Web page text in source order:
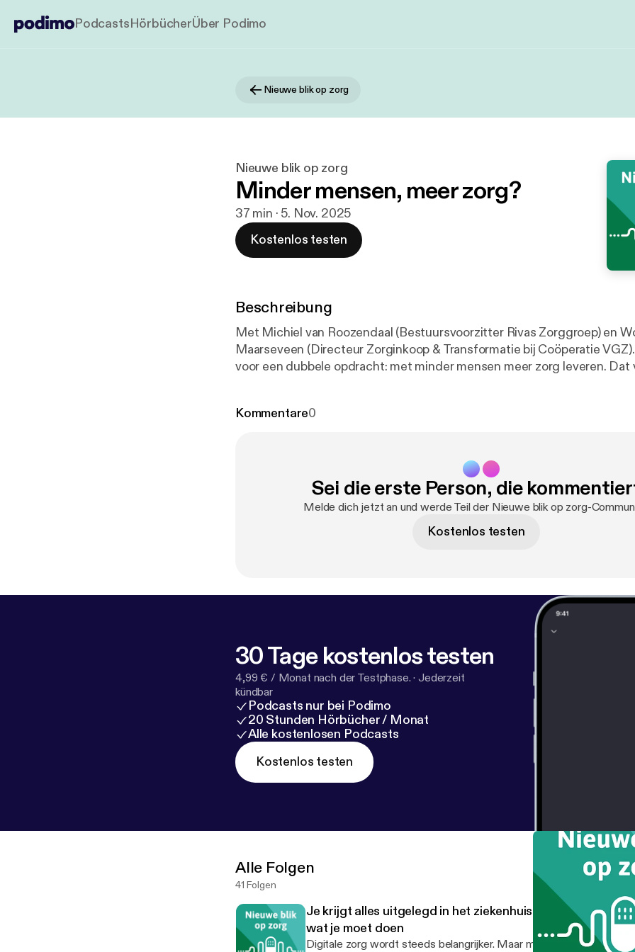
PodcastsHörbücherÜber Podimo
Nieuwe blik op zorg
Nieuwe blik op zorg
Minder mensen, meer zorg?
37 min · 5. Nov. 2025
Kostenlos testen
Beschreibung
Met Michiel van Roozendaal (Bestuursvoorzitter Rivas Zorggroep) en
Maarseveen (Directeur Zorginkoop & Transformatie bij Coöperatie VGZ). De zorg staat
voor een dubbele opdracht: met minder mensen meer zorg leveren. Dat
toekomstbestendige zorg. Over digitalisering in de wijkverpleging,
Kommentare0
Sei die erste Person, die
Melde dich jetzt an und werde Teil der Nieuwe blik op zorg-
Kostenlos testen
30 Tage kostenlos testen
4,99 € / Monat nach der Testphase. · Jederzeit
kündbar
Podcasts nur bei Podimo
20 Stunden Hörbücher / Monat
Alle kostenlosen Podcasts
Kostenlos testen
Alle Folgen
41 Folgen
Je krijgt alles uitgelegd in het ziekenhuis… en toch weet je
wat je moet doen
Digitale zorg wordt steeds belangrijker. Maar meer technologie